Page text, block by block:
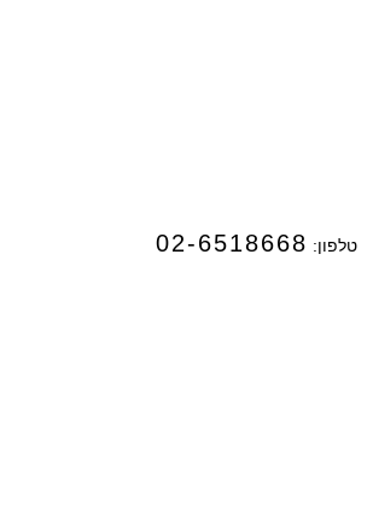
טלפון: 02-6518668